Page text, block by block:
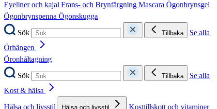
Eyeliner och kajal Frans- och Brynfärgning Mascara Ögonbrynsgel
Ögonbrynspenna Ögonskugga
Sök
Tillbaka
Se alla
Örhängen
Öronhåltagning
Sök
Tillbaka
Se alla
Kost & hälsa
Hälsa och livsstil
Hälsa och livsstil Kosttillskott och vitaminer